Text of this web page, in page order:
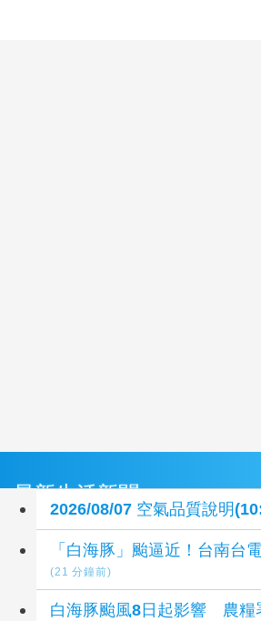
最新生活新聞
2026/08/07 空氣品質說明
「白海豚」颱逼近！台南台
(21 分鐘前)
白海豚颱風8日起影響 農糧